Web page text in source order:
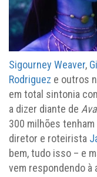
Sigourney Weaver,
Rodriguez e outros
em total sintonia
a dizer diante de
300 milhões
diretor e roteirista
bem, tudo isso – e
vem respondendo à